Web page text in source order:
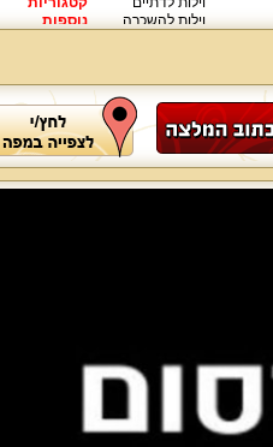
וילות להשכרה
נוספות